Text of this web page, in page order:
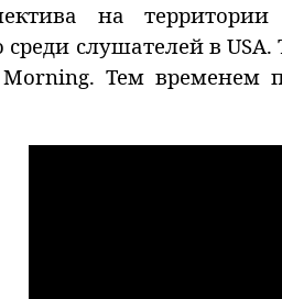
на
слушателей в
Тем временем